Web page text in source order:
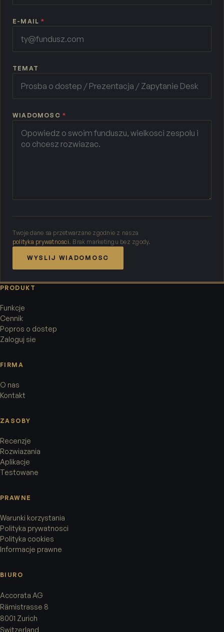
E-MAIL*
TEMAT
WIADOMOSC *
Twoje dane sa przetwarzane zgodnie z nasza
polityka prywatnosci. Brak marketingu bez zgody.
WYSLIJ WIADOMOSC
PRODUKT
Funkcje
Cennik
Popros o dostep
Zaloguj sie
FIRMA
O nas
Kontakt
ZASOBY
Recenzje
Rozwiazania
Aplikacje
Testowane
PRAWNE
Warunki korzystania
Polityka prywatnosci
Polityka cookies
Informacje prawne
BIURO
Accorata AG
Rämistrasse 8
8001 Zurich
Switzerland